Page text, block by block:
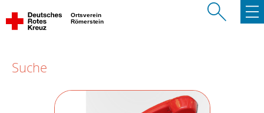
Ortsverein
Römerstein
Suche